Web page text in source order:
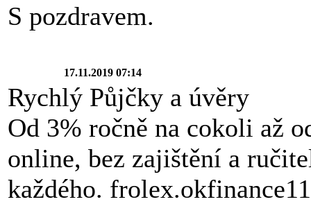
S pozdravem.
17.11.2019 07:14
Rychlý Půjčky a úvěry
Od 3% ročně na cokoli až
online, bez zajištění a
každého.